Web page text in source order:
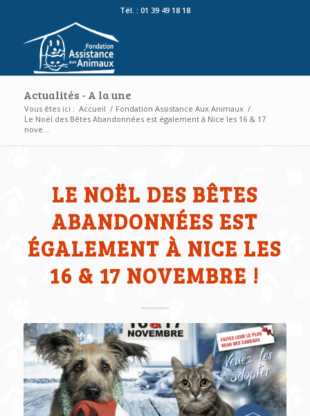
Tél. : 01 39 49 18 18
Actualités - A la une
Vous êtes ici : Accueil / Fondation Assistance Aux Animaux /
Le Noël des Bêtes Abandonnées est également à Nice les 16 & 17
nove...
LE NOËL DES BÊTES
ABANDONNÉES EST
ÉGALEMENT À NICE LES
16 & 17 NOVEMBRE !